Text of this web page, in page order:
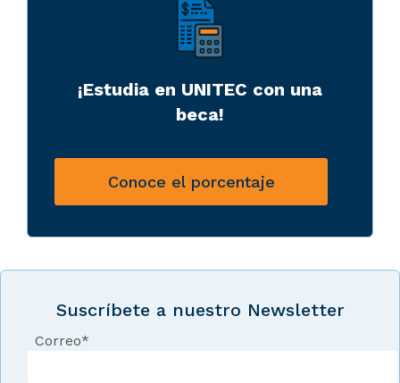
¡Estudia en UNITEC con una
beca!
Conoce el porcentaje
Suscríbete a nuestro Newsletter
Correo*